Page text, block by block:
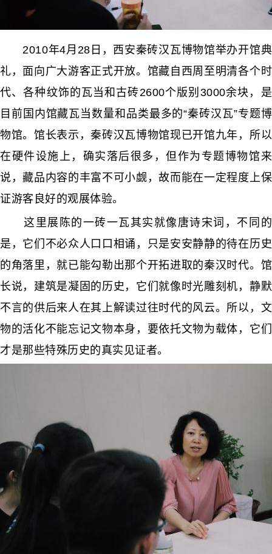
2010年4月28日，西安秦砖汉瓦博物馆举办开馆典
礼，面向广大游客正式开放。馆藏自西周至明清各个时
代、各种纹饰的瓦当和古砖2600个版别3000余块，是
目前国内馆藏瓦当数量和品类最多的“秦砖汉瓦”专题博
物馆。馆长表示，秦砖汉瓦博物馆现已开馆九年，所以
在硬件设施上，确实落后很多，但作为专题博物馆来
说，藏品内容的丰富不可小觑，故而能在一定程度上保
证游客良好的观展体验。
这里展陈的一砖一瓦其实就像唐诗宋词，不同的
是，它们不必众人口口相诵，只是安安静静的待在历史
的角落里，就已能勾勒出那个开拓进取的秦汉时代。馆
长说，建筑是凝固的历史，它们就像时光雕刻机，静默
不言的供后来人在其上解读过往时代的风云。所以，文
物的活化不能忘记文物本身，要依托文物为载体，它们
才是那些特殊历史的真实见证者。